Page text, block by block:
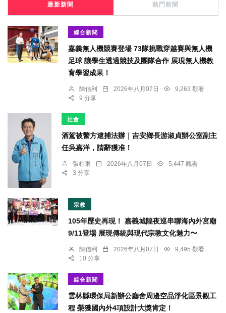
最新新聞 熱門新聞
綜合新聞
嘉義無人機競賽登場 73隊挑戰穿越賽與無人機
足球 讓學生透過競技及團隊合作 展現無人機教
育學習成果！
陳信利 2026年八月07日
9,263 觀看
9 分享
社會
酒駕被警方逮捕法辦｜吉安鄉長游淑貞辦公室副主
任吳嘉洋，請辭獲准！
張柏東 2026年八月07日
5,447 觀看
3 分享
宗教
105年歷史再現！ 嘉義城隍夜巡串聯海內外宮廟
9/11登場 展現傳統與現代宗教文化魅力〜
陳信利 2026年八月07日
9,495 觀看
10 分享
綜合新聞
雲林縣環保局新辦公廳舍周邊空品淨化區景觀工
程 榮獲國內外4項設計大獎肯定！